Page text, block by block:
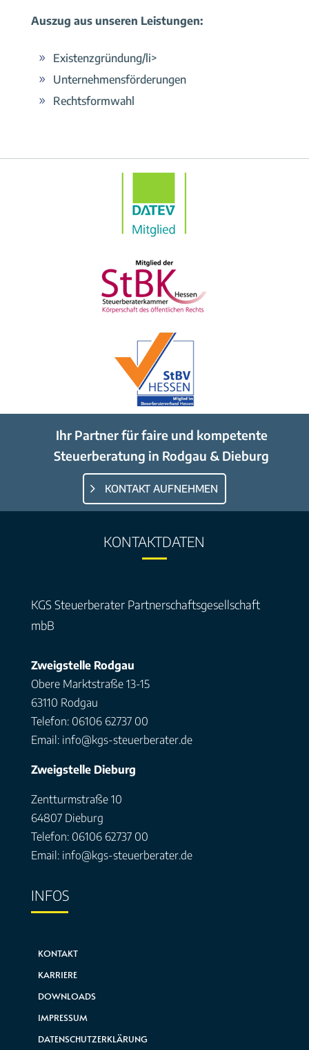
Aus­zug aus unse­ren Leis­tun­gen:
Existenzgründung/li>
Unter­neh­mens­för­de­run­gen
Rechts­form­wahl
Ihr Partner für faire und kompetente
Steuerberatung in Rodgau & Dieburg
KONTAKT AUFNEHMEN
KONTAKTDATEN
KGS Steuerberater Partnerschaftsgesellschaft
mbB
Zweigstelle Rodgau
Obere Marktstraße 13-15
63110 Rodgau
Telefon: 06106 62737 00
Email: info@kgs-steuerberater.de
Zweigstelle Dieburg
Zentturmstraße 10
64807 Dieburg
Telefon: 06106 62737 00
Email: info@kgs-steuerberater.de
INFOS
KONTAKT
KARRIERE
DOWNLOADS
IMPRESSUM
DATENSCHUTZERKLÄRUNG